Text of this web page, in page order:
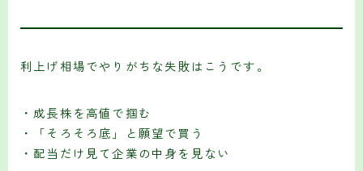
利上げ相場でやりがちな失敗はこうです。
・成長株を高値で掴む
・「そろそろ底」と願望で買う
・配当だけ見て企業の中身を見ない